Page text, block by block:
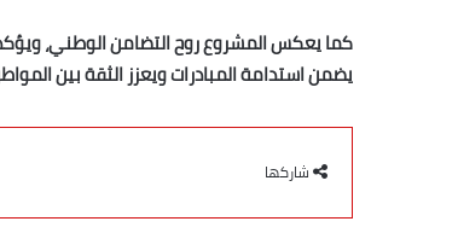
كما يعكس المشروع روح التضامن الوطني،
يضمن استدامة المبادرات ويعزز الثقة بين
شاركها